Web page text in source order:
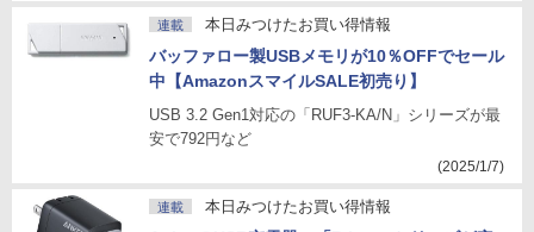
連載 本日みつけたお買い得情報
バッファロー製USBメモリが10％OFFでセール
中【AmazonスマイルSALE初売り】
USB 3.2 Gen1対応の「RUF3-KA/N」シリーズが最
安で792円など
(2025/1/7)
連載 本日みつけたお買い得情報